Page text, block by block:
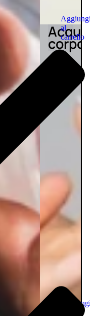
Acqua
corpo
Aggiungi
al
carrello
Aggiungi